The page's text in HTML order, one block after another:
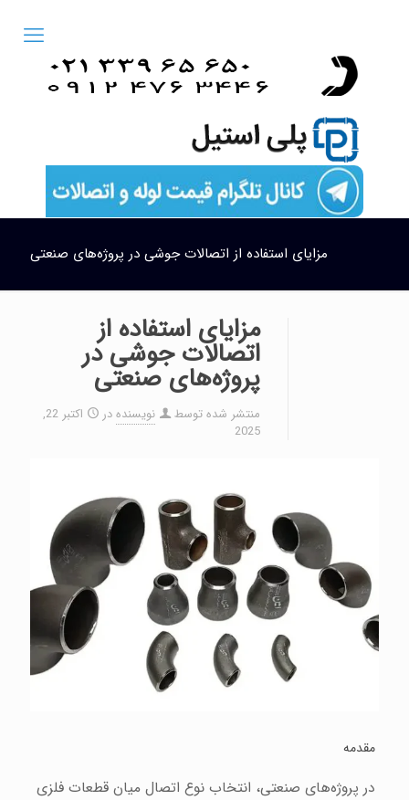
مزایای استفاده از اتصالات جوشی در پروژه‌های صنعتی
مزایای استفاده از
اتصالات جوشی در
پروژه‌های صنعتی
منتشر شده توسط نویسندهدر
اکتبر 22,
2025
مقدمه
در پروژه‌های صنعتی، انتخاب نوع اتصال میان قطعات فلزی